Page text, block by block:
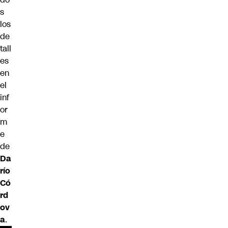
s
los
de
tall
es
en
el
inf
or
m
e
de
Da
río
Có
rd
ov
a.